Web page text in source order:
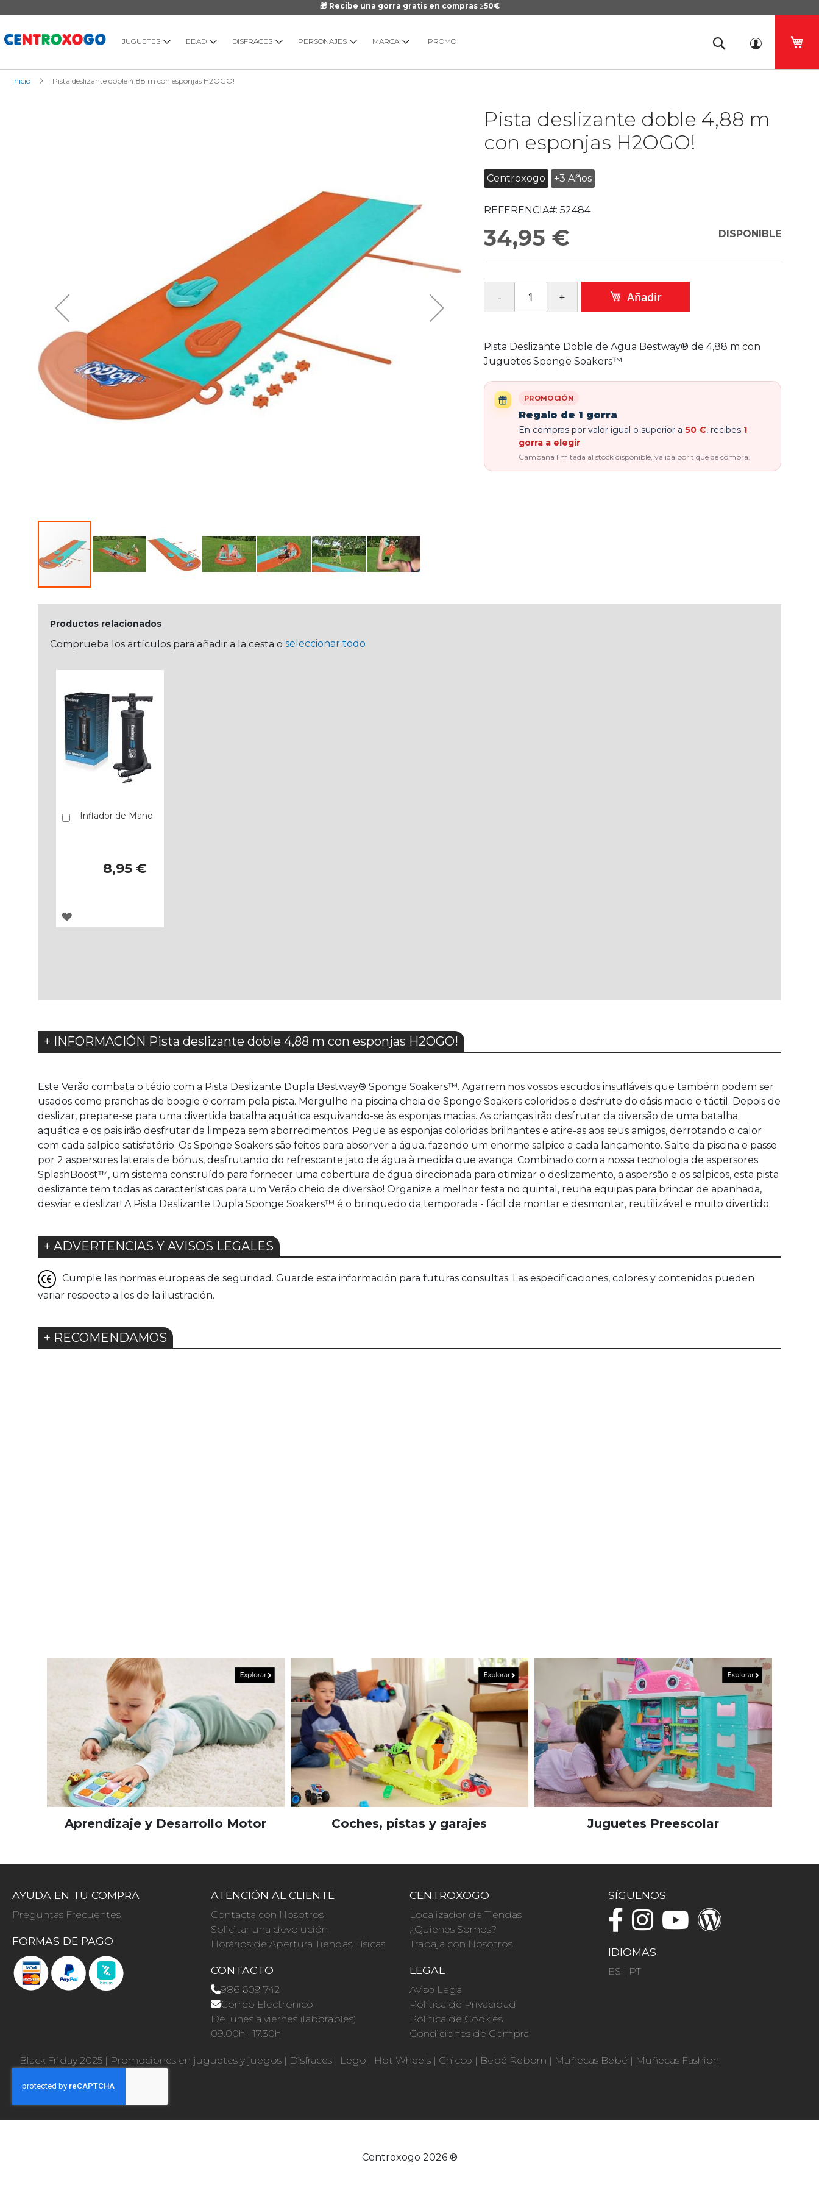
🎁 Recibe una gorra gratis en compras ≥50€
al
JUGUETES EDAD DISFRACES PERSONAJES MARCA PROMO
Inicio Pista deslizante doble 4,88 m con esponjas H2OGO!
Pista deslizante doble 4,88 m
con esponjas H2OGO!
Centroxogo +3 Años
REFERENCIA#: 52484
34,95 € DISPONIBLE
Añadir
Pista Deslizante Doble de Agua Bestway® de 4,88 m con
Juguetes Sponge Soakers™
PROMOCIÓN
Regalo de 1 gorra
En compras por valor igual o superior a 50 €, recibes 1
gorra a elegir.
Campaña limitada al stock disponible, válida por tique de compra.
galería
imágenes
Productos relacionados
Comprueba los artículos para añadir a la cesta o seleccionar todo
Inflador de Mano
8,95 €
Añadir
AGREGAR
+ INFORMACIÓN Pista deslizante doble 4,88 m con esponjas H2OGO!
Este Verão combata o tédio com a Pista Deslizante Dupla Bestway® Sponge Soakers™. Agarrem nos vossos escudos insufláveis que também podem ser
usados como pranchas de boogie e corram pela pista. Mergulhe na piscina cheia de Sponge Soakers coloridos e desfrute do oásis macio e táctil. Depois de
deslizar, prepare-se para uma divertida batalha aquática esquivando-se às esponjas macias. As crianças irão desfrutar da diversão de uma batalha
aquática e os pais irão desfrutar da limpeza sem aborrecimentos. Pegue as esponjas coloridas brilhantes e atire-as aos seus amigos, derrotando o calor
com cada salpico satisfatório. Os Sponge Soakers são feitos para absorver a água, fazendo um enorme salpico a cada lançamento. Salte da piscina e passe
por 2 aspersores laterais de bónus, desfrutando do refrescante jato de água à medida que avança. Combinado com a nossa tecnologia de aspersores
SplashBoost™, um sistema construído para fornecer uma cobertura de água direcionada para otimizar o deslizamento, a aspersão e os salpicos, esta pista
deslizante tem todas as características para um Verão cheio de diversão! Organize a melhor festa no quintal, reuna equipas para brincar de apanhada,
desviar e deslizar! A Pista Deslizante Dupla Sponge Soakers™ é o brinquedo da temporada - fácil de montar e desmontar, reutilizável e muito divertido.
+ ADVERTENCIAS Y AVISOS LEGALES
Cumple las normas europeas de seguridad. Guarde esta información para futuras consultas. Las especificaciones, colores y contenidos pueden
variar respecto a los de la ilustración.
+ RECOMENDAMOS
Aprendizaje y Desarrollo Motor Coches, pistas y garajes Juguetes Preescolar
AYUDA EN TU COMPRA
Preguntas Frecuentes
FORMAS DE PAGO
ATENCIÓN AL CLIENTE
Contacta con Nosotros
Solicitar una devolución
Horários de Apertura Tiendas Físicas
CONTACTO
986 609 742
Correo Electrónico
De lunes a viernes (laborables)
09.00h · 17.30h
CENTROXOGO
Localizador de Tiendas
¿Quienes Somos?
Trabaja con Nosotros
LEGAL
Aviso Legal
Política de Privacidad
Política de Cookies
Condiciones de Compra
SÍGUENOS
IDIOMAS
ES | PT
Black Friday 2025 | Promociones en juguetes y juegos | Disfraces | Lego | Hot Wheels | Chicco | Bebé Reborn | Muñecas Bebé | Muñecas Fashion
Centroxogo 2026 ®